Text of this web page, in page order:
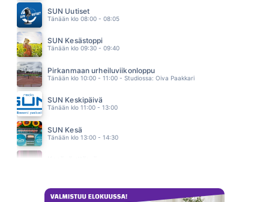
HILJAISET SILLAT (2019 VERSION)
FINLANDERS
AINUTKERTAINEN
SAMI SAARI
SUN Uutiset
Tänään klo 08:00 - 08:05
SUN Kesästoppi
Tänään klo 09:30 - 09:40
Pirkanmaan urheiluviikonloppu
Tänään klo 10:00 - 11:00 - Studiossa: Oiva Paakkari
SUN Keskipäivä
Tänään klo 11:00 - 13:00
SUN Kesä
Tänään klo 13:00 - 14:30